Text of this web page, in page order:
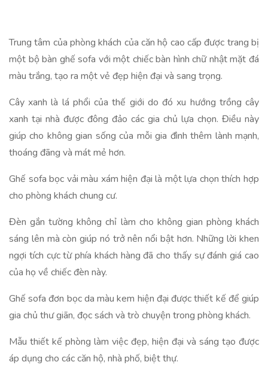
Trung tâm của phòng khách của căn hộ cao cấp được trang bị
một bộ bàn ghế sofa với một chiếc bàn hình chữ nhật mặt đá
màu trắng, tạo ra một vẻ đẹp hiện đại và sang trọng.
Cây xanh là lá phổi của thế giới do đó xu hướng trồng cây
xanh tại nhà được đông đảo các gia chủ lựa chọn. Điều này
giúp cho không gian sống của mỗi gia đình thêm lành mạnh,
thoáng đãng và mát mẻ hơn.
Ghế sofa bọc vải màu xám hiện đại là một lựa chọn thích hợp
cho phòng khách chung cư.
Đèn gắn tường không chỉ làm cho không gian phòng khách
sáng lên mà còn giúp nó trở nên nổi bật hơn. Những lời khen
ngợi tích cực từ phía khách hàng đã cho thấy sự đánh giá cao
của họ về chiếc đèn này.
Ghế sofa đơn bọc da màu kem hiện đại được thiết kế để giúp
gia chủ thư giãn, đọc sách và trò chuyện trong phòng khách.
Mẫu thiết kế phòng làm việc đẹp, hiện đại và sáng tạo được
áp dụng cho các căn hộ, nhà phố, biệt thự.